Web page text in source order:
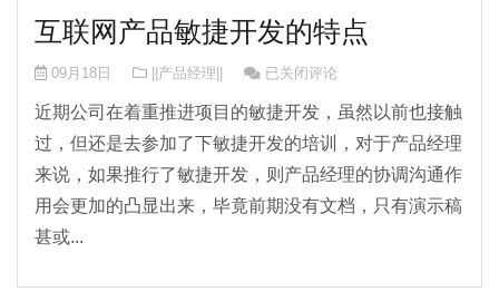
互联网产品敏捷开发的特点
09月18日 ||产品经理|| 互联网产品敏捷开发的特点
已关闭评论
近期公司在着重推进项目的敏捷开发，虽然以前也接触
过，但还是去参加了下敏捷开发的培训，对于产品经理
来说，如果推行了敏捷开发，则产品经理的协调沟通作
用会更加的凸显出来，毕竟前期没有文档，只有演示稿
甚或...